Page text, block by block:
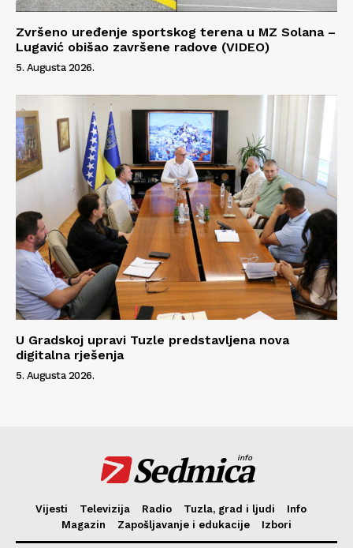
Zvršeno uređenje sportskog terena u MZ Solana –
Lugavić obišao završene radove (VIDEO)
5. Augusta 2026.
U Gradskoj upravi Tuzle predstavljena nova
digitalna rješenja
5. Augusta 2026.
Sedmica
info
Vijesti Televizija Radio Tuzla, grad i ljudi
Info
Magazin
Zapošljavanje i edukacije Izbori